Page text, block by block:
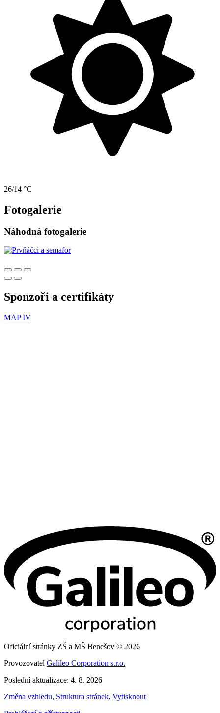
26/14 °C
Fotogalerie
Náhodná fotogalerie
Sponzoři a certifikáty
MAP IV
Oficiální stránky ZŠ a MŠ Benešov © 2026
Provozovatel Galileo Corporation s.r.o.
Poslední aktualizace: 4. 8. 2026
Změna vzhledu, Struktura stránek, Vytisknout